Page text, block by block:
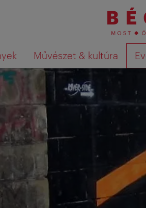
Művészet & kultúra
Keresési